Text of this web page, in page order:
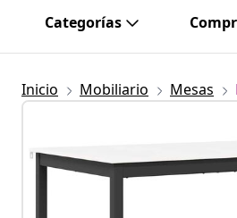
Categorías
Inicio Mobiliario Mesas